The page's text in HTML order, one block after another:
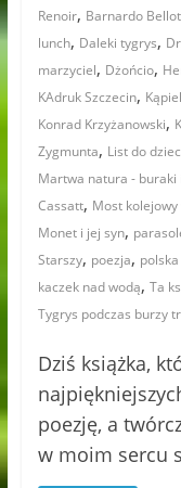
Renoir, Barnardo
lunch, Daleki tygrys,
marzyciel, Dżońcio,
KAdruk Szczecin,
Konrad Krzyżanowski,
Zygmunta, List do
Martwa natura - buraki
Cassatt, Most
Monet i jej syn,
Starszy, poezja,
kaczek nad wodą, Ta
Tygrys podczas burzy
Dziś książka,
poezję, a
w moim sercu